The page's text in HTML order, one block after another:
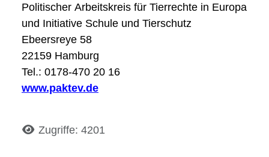
Politischer Arbeitskreis für Tierrechte in Europa
und Initiative Schule und Tierschutz
Ebeersreye 58
22159 Hamburg
Tel.: 0178-470 20 16
www.paktev.de
DetailsZugriffe: 4201